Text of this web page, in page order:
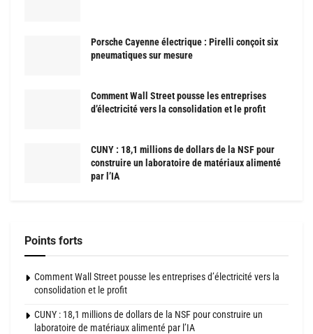
Porsche Cayenne électrique : Pirelli conçoit six
pneumatiques sur mesure
Comment Wall Street pousse les entreprises
d’électricité vers la consolidation et le profit
CUNY : 18,1 millions de dollars de la NSF pour
construire un laboratoire de matériaux alimenté
par l’IA
Points forts
Comment Wall Street pousse les entreprises d’électricité vers la
consolidation et le profit
CUNY : 18,1 millions de dollars de la NSF pour construire un
laboratoire de matériaux alimenté par l’IA